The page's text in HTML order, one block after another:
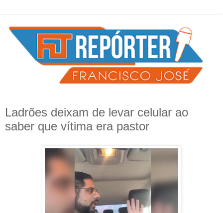
Ladrões deixam de levar celular ao
saber que vítima era pastor